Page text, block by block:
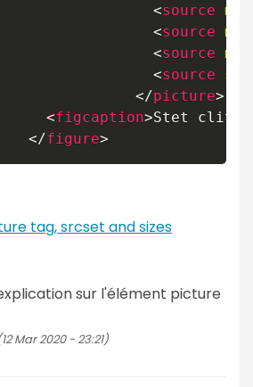
<source
<source
<source
<source
</picture>
<figcaption>Stet clita
</figure>
tag, srcset and sizes
sur l'élément picture
Mar 2020 - 23:21)